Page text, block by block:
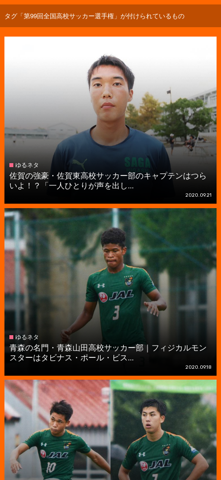
タグ「第99回全国高校サッカー選手権」が付けられているもの
ゆるネタ
佐賀の強豪・佐賀東高校サッカー部のキャプテンはつら
いよ！？「一人ひとりが声を出し...
2020.09.21
ゆるネタ
青森の名門・青森山田高校サッカー部｜フィジカルモン
スターはタビナス・ポール・ビス...
2020.09.18